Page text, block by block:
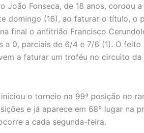
João Fonseca, de 18 anos, coroou
domingo (16), ao faturar o título, o
final o anfitrião Francisco
a 0, parciais de 6/4 e 7/6 (1). O feito
a faturar um troféu no circuito
o torneio na 99ª posição no
e já aparece em 68º lugar na
a cada segunda-feira.